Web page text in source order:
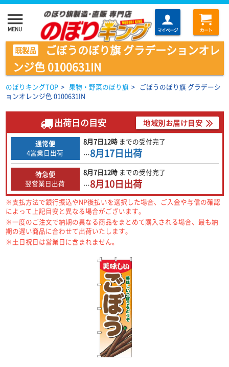
menu
MENU マイページ カート
既製品
ごぼうのぼり旗 グラデーションオレ
ンジ色 0100631IN
のぼりキングTOP > 果物・野菜のぼり旗 > ごぼうのぼり旗 グラデーシ
ョンオレンジ色 0100631IN
出荷日の目安 地域別お届け目安
通常便
4営業日出荷
8月7日12時 までの受付完了
…8月17日出荷
特急便
翌営業日出荷
8月7日12時 までの受付完了
…8月10日出荷
※支払方法で銀行振込やNP後払いを選択した場合、ご入金や与信の確認
によって上記目安と異なる場合がございます。
※一度のご注文で納期の異なる商品をまとめて購入される場合、最も納
期の遅い商品に合わせて出荷いたします。
※土日祝日は営業日に含まれません。